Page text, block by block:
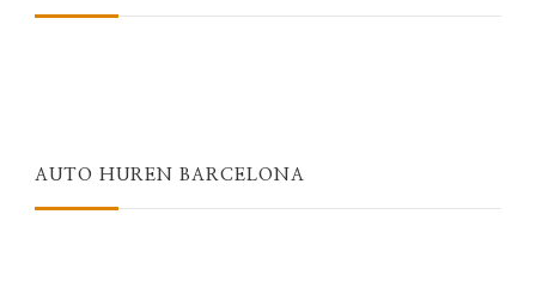
AUTO HUREN BARCELONA